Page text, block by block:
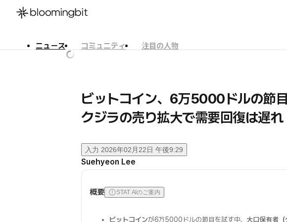
ニュース コミュニティ
注目の人物
ビットコイン、6万5000ドルの節
クジラの売り拡大で需要回復は遅れ
入力 2026年02月22日 午後9:29
Suehyeon Lee
概要 STAT AIのご案内
ビットコインが6万5000ドルの節目を試す中、 大口保有者（